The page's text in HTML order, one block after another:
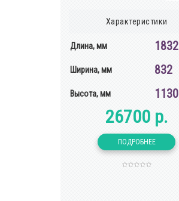
Характеристики
Длина, мм 1832
Ширина, мм 832
Высота, мм 1130
26700 р.